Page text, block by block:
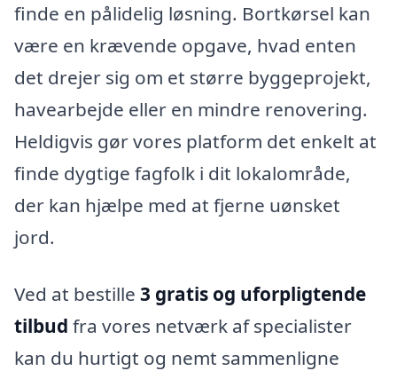
finde en pålidelig løsning. Bortkørsel kan
være en krævende opgave, hvad enten
det drejer sig om et større byggeprojekt,
havearbejde eller en mindre renovering.
Heldigvis gør vores platform det enkelt at
finde dygtige fagfolk i dit lokalområde,
der kan hjælpe med at fjerne uønsket
jord.
Ved at bestille 3 gratis og uforpligtende
tilbud fra vores netværk af specialister
kan du hurtigt og nemt sammenligne